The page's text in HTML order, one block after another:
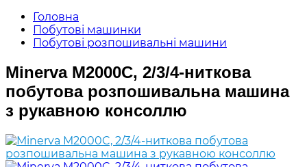
Головна
Побутові машинки
Побутові розпошивальні машини
Minerva M2000C, 2/3/4-ниткова
побутова розпошивальна машина
з рукавною консоллю